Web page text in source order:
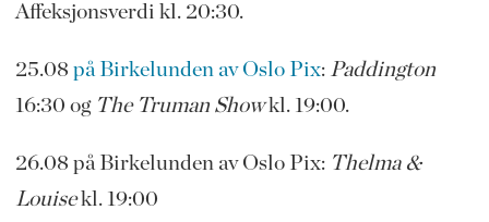
Affeksjonsverdi kl. 20:30.
25.08 på Birkelunden av Oslo Pix: Paddington
16:30 og The Truman Showkl. 19:00.
26.08 på Birkelunden av Oslo Pix: Thelma &
Louisekl. 19:00